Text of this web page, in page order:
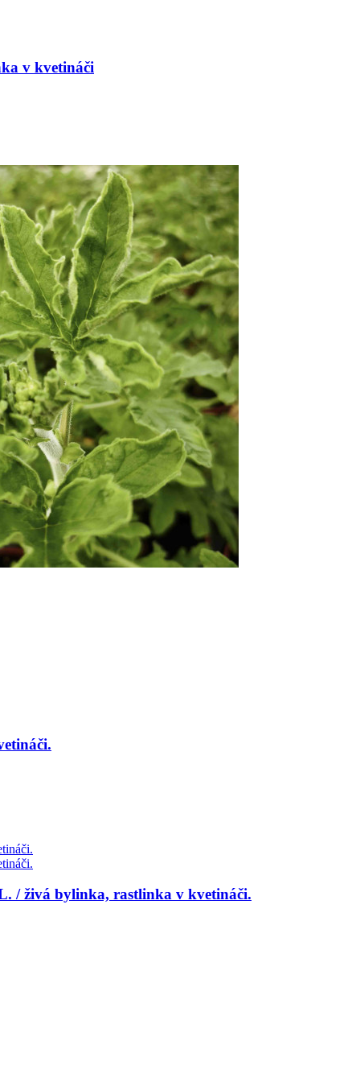
v kvetináči
/ živá bylinka, rastlinka v kvetináči.